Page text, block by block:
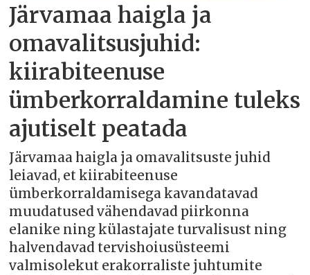
Järvamaa haigla ja
omavalitsusjuhid:
kiirabiteenuse
ümberkorraldamine tuleks
ajutiselt peatada
Järvamaa haigla ja omavalitsuste juhid
leiavad, et kiirabiteenuse
ümberkorraldamisega kavandatavad
muudatused vähendavad piirkonna
elanike ning külastajate turvalisust ning
halvendavad tervishoiusüsteemi
valmisolekut erakorraliste juhtumite